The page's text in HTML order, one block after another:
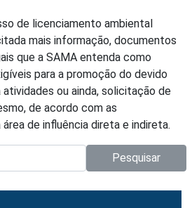
de licenciamento ambiental
mais informação, documentos
que a SAMA entenda como
para a promoção do devido
atividades ou ainda, solicitação de
de acordo com as
de influência direta e indireta.
Pesquisar